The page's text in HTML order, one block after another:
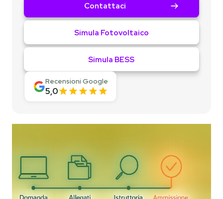
Contattaci
Simula Fotovoltaico
Simula BESS
Recensioni Google
5,0